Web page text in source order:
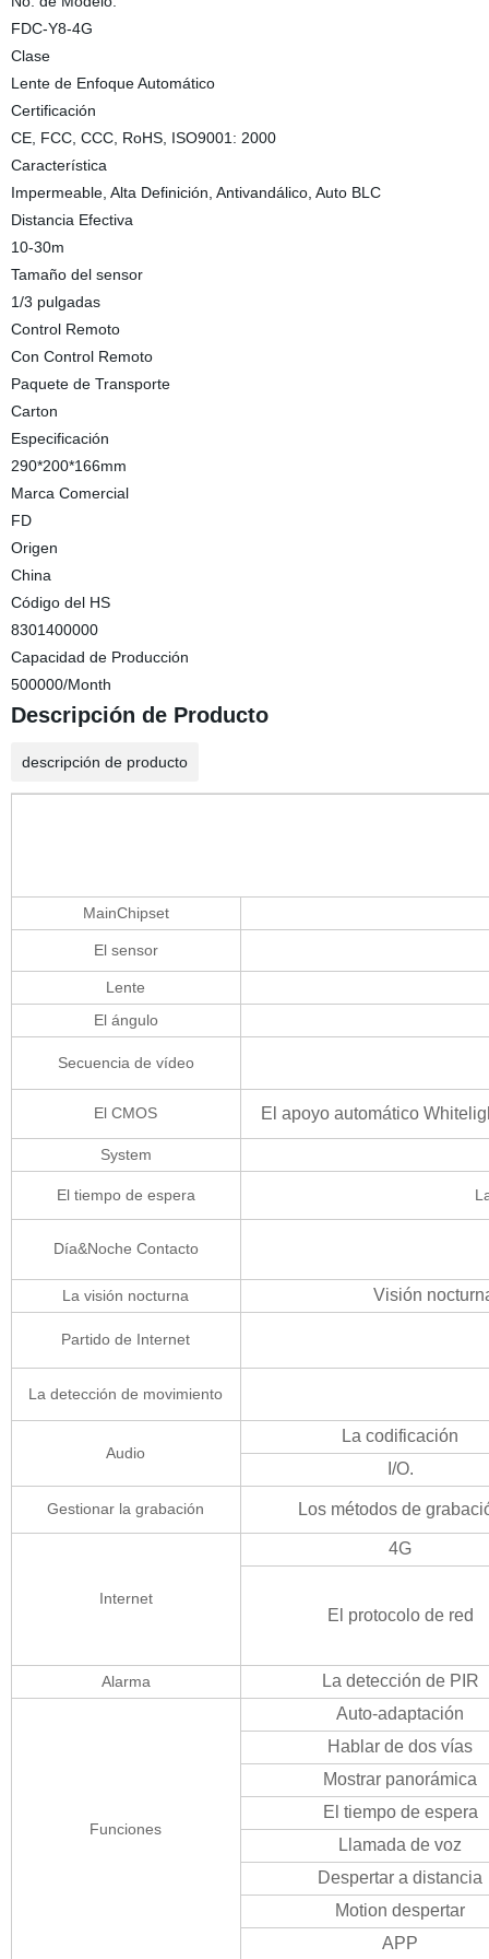
FDC-Y8-4G
Clase
Lente de Enfoque Automático
Certificación
CE, FCC, CCC, RoHS, ISO9001: 2000
Característica
Impermeable, Alta Definición, Antivandálico, Auto BLC
Distancia Efectiva
10-30m
Tamaño del sensor
1/3 pulgadas
Control Remoto
Con Control Remoto
Paquete de Transporte
Carton
Especificación
290*200*166mm
Marca Comercial
FD
Origen
China
Código del HS
8301400000
Capacidad de Producción
500000/Month
Descripción de Producto
descripción de producto
MainChipset
El sensor
Lente
El ángulo
Secuencia de vídeo
El CMOS El apoyo automático
System
El tiempo de espera
Día&Noche Contacto
La visión nocturna Visión
Partido de Internet
La detección de movimiento
Audio
La codificación
I/O.
Gestionar la grabación Los métodos de
Internet
4G
El protocolo de red
Alarma La detección de PIR
Funciones
Auto-adaptación
Hablar de dos vías
Mostrar panorámica
El tiempo de espera
Llamada de voz
Despertar a distancia
Motion despertar
APP